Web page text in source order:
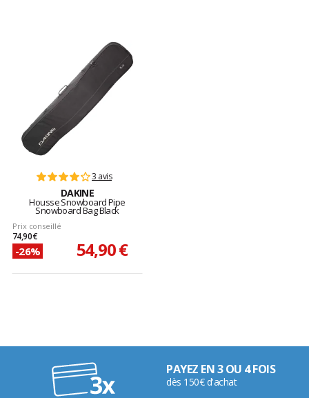
3 avis
DAKINE
Housse Snowboard Pipe
Snowboard Bag Black
Prix conseillé
74,90 €
-26% 54,90 €
PAYEZ EN 3 OU 4 FOIS
dès 150€ d'achat